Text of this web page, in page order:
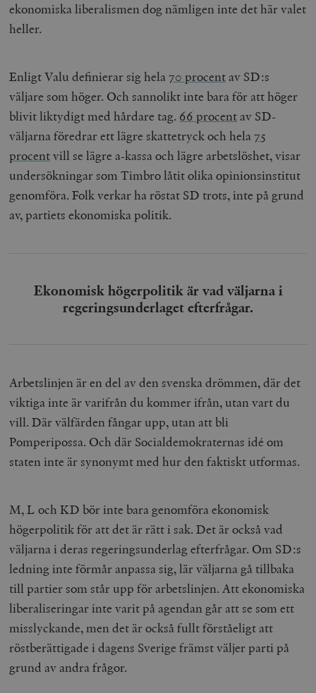
ekonomiska liberalismen dog nämligen inte det här valet
heller.
Enligt Valu definierar sig hela 70 procent av SD:s
väljare som höger. Och sannolikt inte bara för att höger
blivit liktydigt med hårdare tag. 66 procent av SD-
väljarna föredrar ett lägre skattetryck och hela 75
procentvill se lägre a-kassa och lägre arbetslöshet, visar
undersökningar som Timbro låtit olika opinionsinstitut
genomföra. Folk verkar ha röstat SD trots, inte på grund
av, partiets ekonomiska politik.
Ekonomisk högerpolitik är vad väljarna i
regeringsunderlaget efterfrågar.
Arbetslinjen är en del av den svenska drömmen, där det
viktiga inte är varifrån du kommer ifrån, utan vart du
vill. Där välfärden fångar upp, utan att bli
Pomperipossa. Och där Socialdemokraternas idé om
staten inte är synonymt med hur den faktiskt utformas.
M, L och KD bör inte bara genomföra ekonomisk
högerpolitik för att det är rätt i sak. Det är också vad
väljarna i deras regeringsunderlag efterfrågar. Om SD:s
ledning inte förmår anpassa sig, lär väljarna gå tillbaka
till partier som står upp för arbetslinjen. Att ekonomiska
liberaliseringar inte varit på agendan går att se som ett
misslyckande, men det är också fullt förståeligt att
röstberättigade i dagens Sverige främst väljer parti på
grund av andra frågor.